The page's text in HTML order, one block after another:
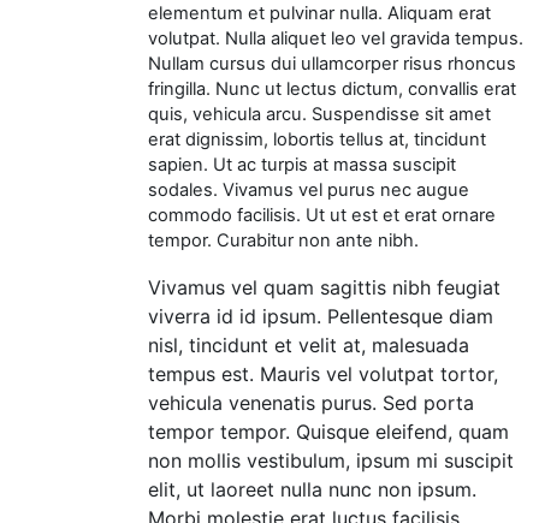
elementum et pulvinar nulla. Aliquam erat
volutpat. Nulla aliquet leo vel gravida tempus.
Nullam cursus dui ullamcorper risus rhoncus
fringilla. Nunc ut lectus dictum, convallis erat
quis, vehicula arcu. Suspendisse sit amet
erat dignissim, lobortis tellus at, tincidunt
sapien. Ut ac turpis at massa suscipit
sodales. Vivamus vel purus nec augue
commodo facilisis. Ut ut est et erat ornare
tempor. Curabitur non ante nibh.
Vivamus vel quam sagittis nibh feugiat
viverra id id ipsum. Pellentesque diam
nisl, tincidunt et velit at, malesuada
tempus est. Mauris vel volutpat tortor,
vehicula venenatis purus. Sed porta
tempor tempor. Quisque eleifend, quam
non mollis vestibulum, ipsum mi suscipit
elit, ut laoreet nulla nunc non ipsum.
Morbi molestie erat luctus facilisis